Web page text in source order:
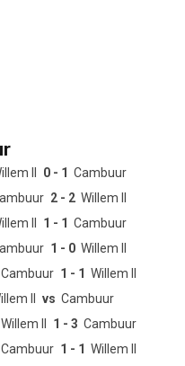
II 0 - 1 Cambuur
2 - 2 Willem II
II 1 - 1 Cambuur
1 - 0 Willem II
Cambuur 1 - 1 Willem II
II vs Cambuur
Willem II 1 - 3 Cambuur
Cambuur 1 - 1 Willem II